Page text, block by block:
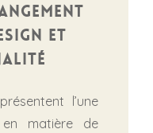
et
l’une
matière de